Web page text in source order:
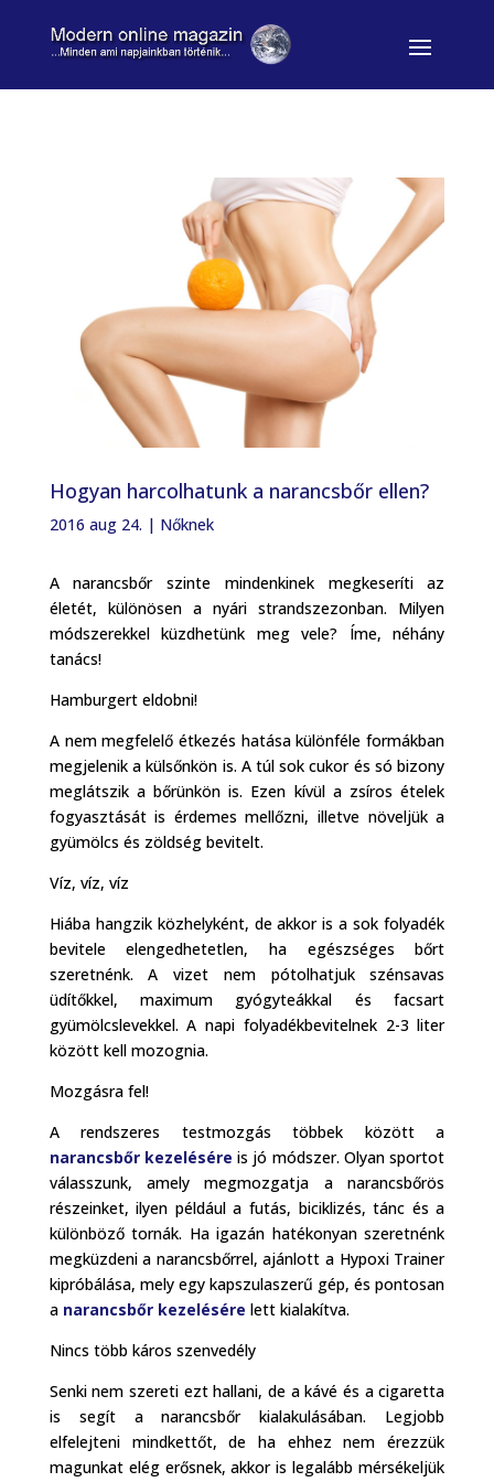
Hogyan harcolhatunk a narancsbőr ellen?
2016 aug 24. | Nőknek
A narancsbőr szinte mindenkinek megkeseríti az
életét, különösen a nyári strandszezonban. Milyen
módszerekkel küzdhetünk meg vele? Íme, néhány
tanács!
Hamburgert eldobni!
A nem megfelelő étkezés hatása különféle formákban
megjelenik a külsőnkön is. A túl sok cukor és só bizony
meglátszik a bőrünkön is. Ezen kívül a zsíros ételek
fogyasztását is érdemes mellőzni, illetve növeljük a
gyümölcs és zöldség bevitelt.
Víz, víz, víz
Hiába hangzik közhelyként, de akkor is a sok folyadék
bevitele elengedhetetlen, ha egészséges bőrt
szeretnénk. A vizet nem pótolhatjuk szénsavas
üdítőkkel, maximum gyógyteákkal és facsart
gyümölcslevekkel. A napi folyadékbevitelnek 2-3 liter
között kell mozognia.
Mozgásra fel!
A rendszeres testmozgás többek között a
narancsbőr kezelésére is jó módszer. Olyan sportot
válasszunk, amely megmozgatja a narancsbőrös
részeinket, ilyen például a futás, biciklizés, tánc és a
különböző tornák. Ha igazán hatékonyan szeretnénk
megküzdeni a narancsbőrrel, ajánlott a Hypoxi Trainer
kipróbálása, mely egy kapszulaszerű gép, és pontosan
a narancsbőr kezelésére lett kialakítva.
Nincs több káros szenvedély
Senki nem szereti ezt hallani, de a kávé és a cigaretta
is segít a narancsbőr kialakulásában. Legjobb
elfelejteni mindkettőt, de ha ehhez nem érezzük
magunkat elég erősnek, akkor is legalább mérsékeljük